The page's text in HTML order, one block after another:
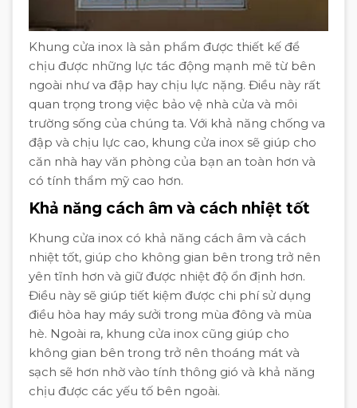
Khung cửa inox là sản phẩm được thiết kế để
chịu được những lực tác động mạnh mẽ từ bên
ngoài như va đập hay chịu lực nặng. Điều này rất
quan trọng trong việc bảo vệ nhà cửa và môi
trường sống của chúng ta. Với khả năng chống va
đập và chịu lực cao, khung cửa inox sẽ giúp cho
căn nhà hay văn phòng của bạn an toàn hơn và
có tính thẩm mỹ cao hơn.
Khả năng cách âm và cách nhiệt tốt
Khung cửa inox có khả năng cách âm và cách
nhiệt tốt, giúp cho không gian bên trong trở nên
yên tĩnh hơn và giữ được nhiệt độ ổn định hơn.
Điều này sẽ giúp tiết kiệm được chi phí sử dụng
điều hòa hay máy sưởi trong mùa đông và mùa
hè. Ngoài ra, khung cửa inox cũng giúp cho
không gian bên trong trở nên thoáng mát và
sạch sẽ hơn nhờ vào tính thông gió và khả năng
chịu được các yếu tố bên ngoài.